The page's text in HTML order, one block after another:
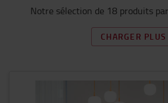
Notre sélection de 18 produits
CHARGER PLUS